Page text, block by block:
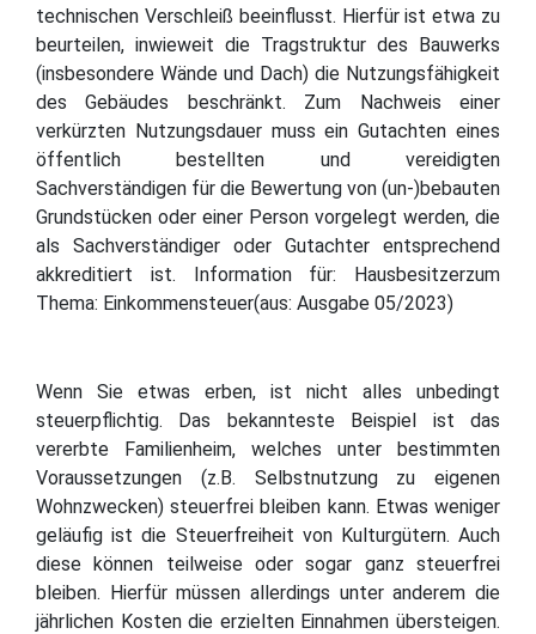
technischen Verschleiß beeinflusst. Hierfür ist etwa zu
beurteilen, inwieweit die Tragstruktur des Bauwerks
(insbesondere Wände und Dach) die Nutzungsfähigkeit
des Gebäudes beschränkt. Zum Nachweis einer
verkürzten Nutzungsdauer muss ein Gutachten eines
öffentlich bestellten und vereidigten
Sachverständigen für die Bewertung von (un-)bebauten
Grundstücken oder einer Person vorgelegt werden, die
als Sachverständiger oder Gutachter entsprechend
akkreditiert ist. Information für: Hausbesitzerzum
Thema: Einkommensteuer(aus: Ausgabe 05/2023)
Wenn Sie etwas erben, ist nicht alles unbedingt
steuerpflichtig. Das bekannteste Beispiel ist das
vererbte Familienheim, welches unter bestimmten
Voraussetzungen (z.B. Selbstnutzung zu eigenen
Wohnzwecken) steuerfrei bleiben kann. Etwas weniger
geläufig ist die Steuerfreiheit von Kulturgütern. Auch
diese können teilweise oder sogar ganz steuerfrei
bleiben. Hierfür müssen allerdings unter anderem die
jährlichen Kosten die erzielten Einnahmen übersteigen.